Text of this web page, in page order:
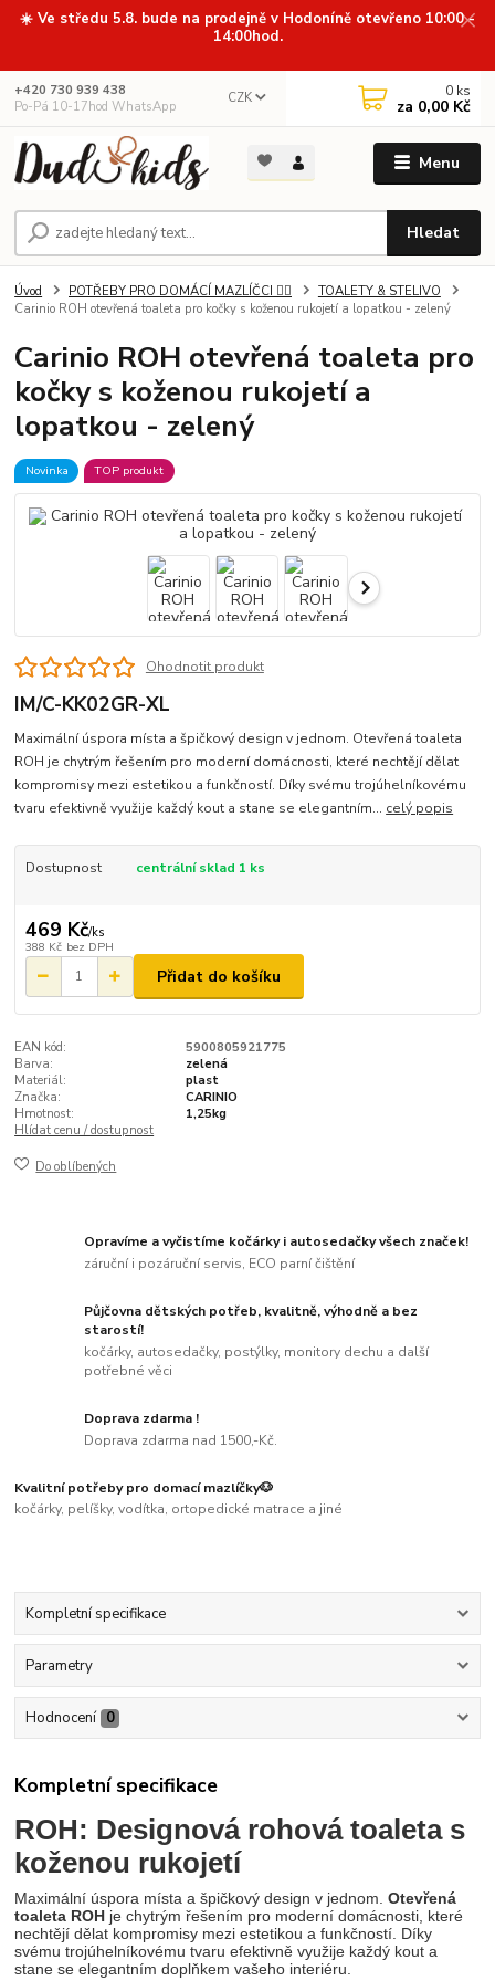
☀️ Ve středu 5.8. bude na prodejně v Hodoníně otevřeno 10:00 -
14:00hod.
Menu
CZK
Hledat
+420 730 939 438
Po-Pá 10-17hod WhatsApp
0 ks
za 0,00 Kč
Úvod POTŘEBY PRO DOMÁCÍ MAZLÍČCI 🐕‍🦺
TOALETY & STELIVO
Carinio ROH otevřená toaleta pro kočky s koženou rukojetí a lopatkou - zelený
Carinio ROH otevřená toaleta pro
kočky s koženou rukojetí a
lopatkou - zelený
Novinka TOP produkt
Ohodnotit produkt
IM/C-KK02GR-XL
Maximální úspora místa a špičkový design v jednom. Otevřená toaleta
ROH je chytrým řešením pro moderní domácnosti, které nechtějí dělat
kompromisy mezi estetikou a funkčností. Díky svému trojúhelníkovému
tvaru efektivně využije každý kout a stane se elegantním... celý popis
Dostupnost centrální sklad 1 ks
469 Kč/ks
388 Kč bez DPH
Přidat do košíku
EAN kód:
5900805921775
Barva:
zelená
Materiál:
plast
Značka:
CARINIO
Hmotnost:
1,25kg
Hlídat cenu / dostupnost
Do oblíbených
Opravíme a vyčistíme kočárky i autosedačky všech značek!
záruční i pozáruční servis, ECO parní čištění
Půjčovna dětských potřeb, kvalitně, výhodně a bez
starostí!
kočárky, autosedačky, postýlky, monitory dechu a další
potřebné věci
Doprava zdarma !
Doprava zdarma nad 1500,-Kč.
Kvalitní potřeby pro domací mazlíčky🐶
kočárky, pelíšky, vodítka, ortopedické matrace a jiné
Kompletní specifikace
Parametry
Hodnocení 0
Kompletní specifikace
ROH: Designová rohová toaleta s
koženou rukojetí
Maximální úspora místa a špičkový design v jednom.Otevřená
toaleta ROH je chytrým řešením pro moderní domácnosti, které
nechtějí dělat kompromisy mezi estetikou a funkčností. Díky
svému trojúhelníkovému tvaru efektivně využije každý kout a
stane se elegantním doplňkem vašeho interiéru.